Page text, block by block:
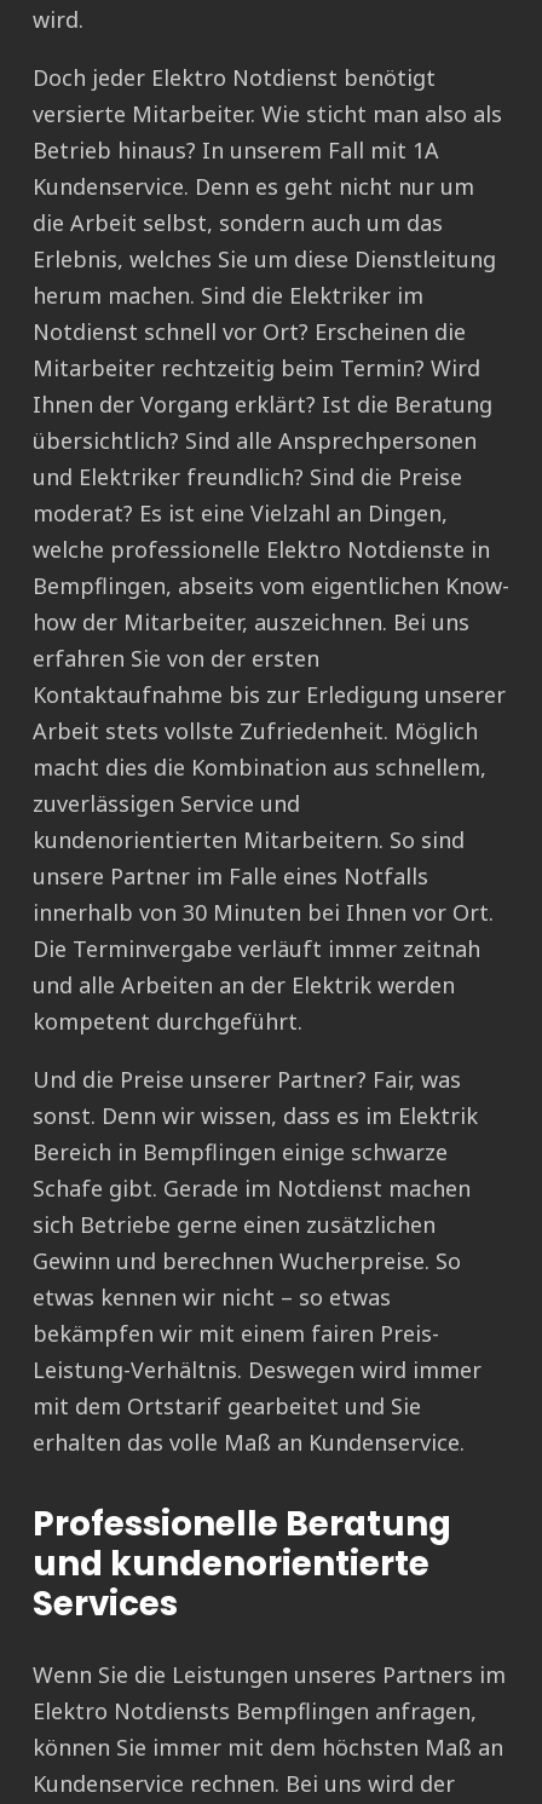
wird.
Doch jeder Elektro Notdienst benötigt
versierte Mitarbeiter. Wie sticht man also als
Betrieb hinaus? In unserem Fall mit 1A
Kundenservice. Denn es geht nicht nur um
die Arbeit selbst, sondern auch um das
Erlebnis, welches Sie um diese Dienstleitung
herum machen. Sind die Elektriker im
Notdienst schnell vor Ort? Erscheinen die
Mitarbeiter rechtzeitig beim Termin? Wird
Ihnen der Vorgang erklärt? Ist die Beratung
übersichtlich? Sind alle Ansprechpersonen
und Elektriker freundlich? Sind die Preise
moderat? Es ist eine Vielzahl an Dingen,
welche professionelle Elektro Notdienste in
Bempflingen, abseits vom eigentlichen Know-
how der Mitarbeiter, auszeichnen. Bei uns
erfahren Sie von der ersten
Kontaktaufnahme bis zur Erledigung unserer
Arbeit stets vollste Zufriedenheit. Möglich
macht dies die Kombination aus schnellem,
zuverlässigen Service und
kundenorientierten Mitarbeitern. So sind
unsere Partner im Falle eines Notfalls
innerhalb von 30 Minuten bei Ihnen vor Ort.
Die Terminvergabe verläuft immer zeitnah
und alle Arbeiten an der Elektrik werden
kompetent durchgeführt.
Und die Preise unserer Partner? Fair, was
sonst. Denn wir wissen, dass es im Elektrik
Bereich in Bempflingen einige schwarze
Schafe gibt. Gerade im Notdienst machen
sich Betriebe gerne einen zusätzlichen
Gewinn und berechnen Wucherpreise. So
etwas kennen wir nicht – so etwas
bekämpfen wir mit einem fairen Preis-
Leistung-Verhältnis. Deswegen wird immer
mit dem Ortstarif gearbeitet und Sie
erhalten das volle Maß an Kundenservice.
Professionelle Beratung
und kundenorientierte
Services
Wenn Sie die Leistungen unseres Partners im
Elektro Notdiensts Bempflingen anfragen,
können Sie immer mit dem höchsten Maß an
Kundenservice rechnen. Bei uns wird der